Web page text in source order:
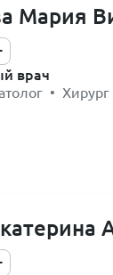
Мария
врач
• Хирург